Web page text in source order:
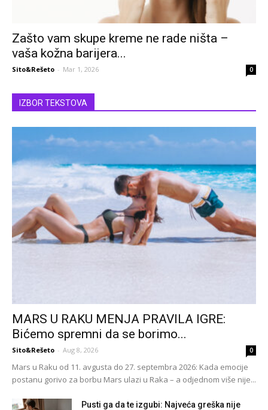
Zašto vam skupe kreme ne rade ništa –
vaša kožna barijera...
Sito&Rešeto - Mar 1, 2026 0
IZBOR TEKSTOVA
MARS U RAKU MENJA PRAVILA IGRE:
Bićemo spremni da se borimo...
Sito&Rešeto - Aug 8, 2026 0
Mars u Raku od 11. avgusta do 27. septembra 2026: Kada emocije
postanu gorivo za borbu Mars ulazi u Raka – a odjednom više nije...
Pusti ga da te izgubi: Najveća greška nije